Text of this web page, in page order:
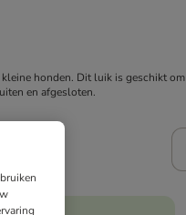
honden. Dit luik is geschikt
en afgesloten.